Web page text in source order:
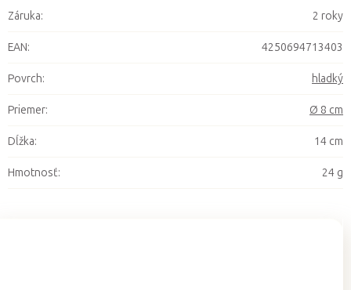
Záruka: 2 roky
EAN: 4250694713403
Povrch: hladký
Priemer: Ø 8 cm
Dĺžka: 14 cm
Hmotnosť: 24 g